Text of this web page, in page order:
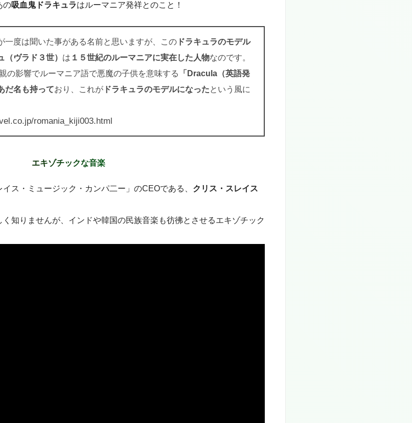
の吸血鬼ドラキュラはルーマニア発祥とのこと！
一度は聞いた事がある名前と思いますが、この ドラキュラのモデル
ヴラド３世） は １５世紀のルーマニアに実在した人物なのです。
の影響でルーマニア語で悪魔の子供を意味する
「Dracula（英語発
だ名も持っており、これが ドラキュラのモデルになったという風に
romania_kiji003.html
エキゾチックな音楽
ス・ミュージック・カンパ二ー」のCEOである、 クリス・スレイス
知りませんが、インドや韓国の民族音楽も彷彿とさせるエキゾチック